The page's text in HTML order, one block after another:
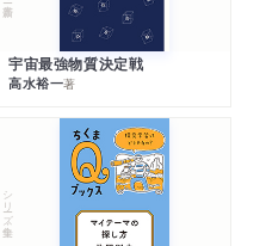
宇宙最強物質決定戦
高水裕一著
シリーズ・全集